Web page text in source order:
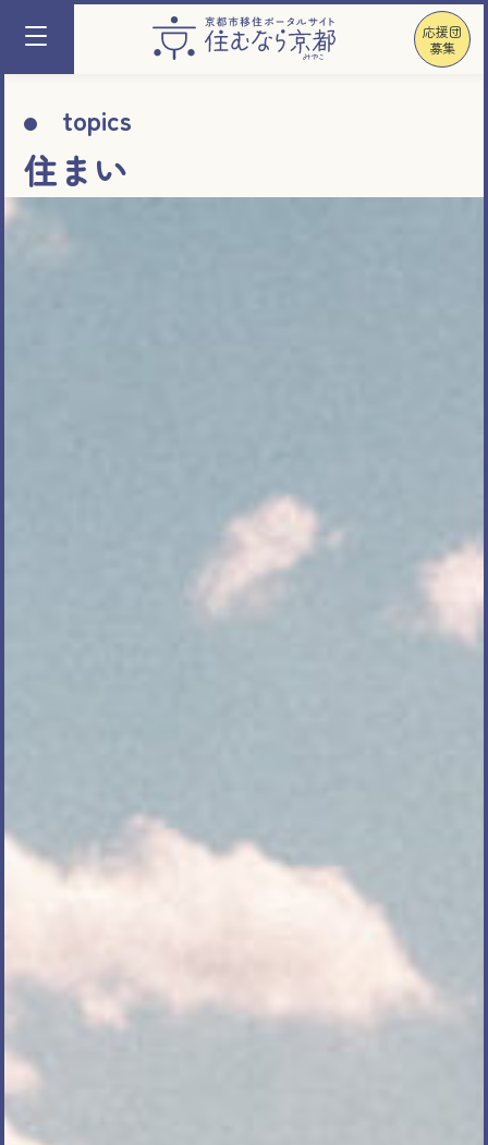
応援団
募集
topics
住まい